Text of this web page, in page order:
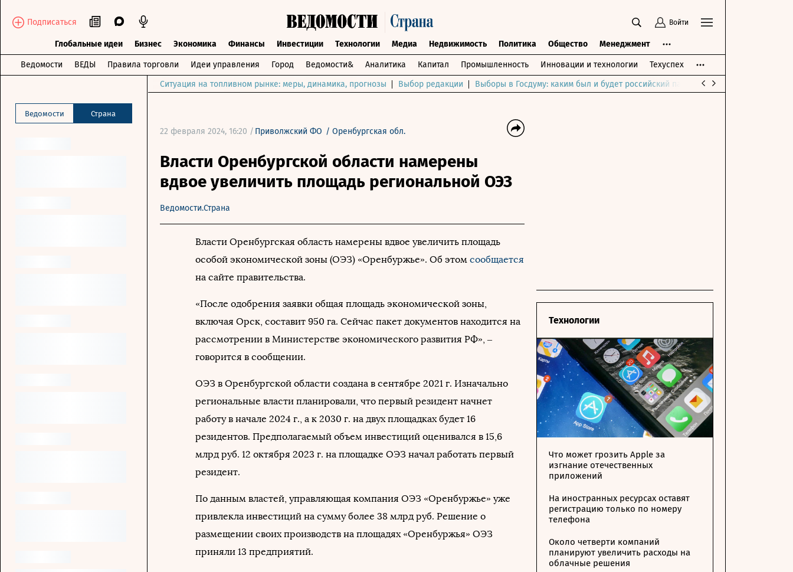
Подписаться Войти
Глобальные идеи Бизнес Экономика Финансы Инвестиции Технологии Медиа Недвижимость Политика Общество Менеджмент
Ведомости ВЕДЫ Правила торговли Идеи управления Город Ведомости& Аналитика Капитал Промышленность Инновации и технологии Техуспех
Ведомости Страна
Ситуация на топливном рынке: меры, динамика, прогнозы Выбор редакции Выборы в Госдуму: каким был и будет российский парламент
22 февраля 2024, 16:20 / Приволжский ФО / Оренбургская обл.
Власти Оренбургской области намерены
вдвое увеличить площадь региональной ОЭЗ
Ведомости.Страна
Власти Оренбургская область намерены вдвое увеличить площадь
особой экономической зоны (ОЭЗ) «Оренбуржье». Об этом сообщается
на сайте правительства.
«После одобрения заявки общая площадь экономической зоны,
включая Орск, составит 950 га. Сейчас пакет документов находится на
рассмотрении в Министерстве экономического развития РФ», –
говорится в сообщении.
ОЭЗ в Оренбургской области создана в сентябре 2021 г. Изначально
региональные власти планировали, что первый резидент начнет
работу в начале 2024 г., а к 2030 г. на двух площадках будет 16
резидентов. Предполагаемый объем инвестиций оценивался в 15,6
млрд руб. 12 октября 2023 г. на площадке ОЭЗ начал работать первый
резидент.
По данным властей, управляющая компания ОЭЗ «Оренбуржье» уже
привлекла инвестиций на сумму более 38 млрд руб. Решение о
размещении своих производств на площадях «Оренбуржья» ОЭЗ
приняли 13 предприятий.
Технологии
Что может грозить Apple за
изгнание отечественных
приложений
На иностранных ресурсах оставят
регистрацию только по номеру
телефона
Около четверти компаний
планируют увеличить расходы на
облачные решения